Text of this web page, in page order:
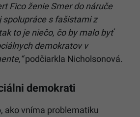
Fico ženie Smer do náruče
spolupráce s fašistami z
to je niečo, čo by malo byť
demokratov v
podčiarkla Nicholsonová.
demokrati
ako vníma problematiku